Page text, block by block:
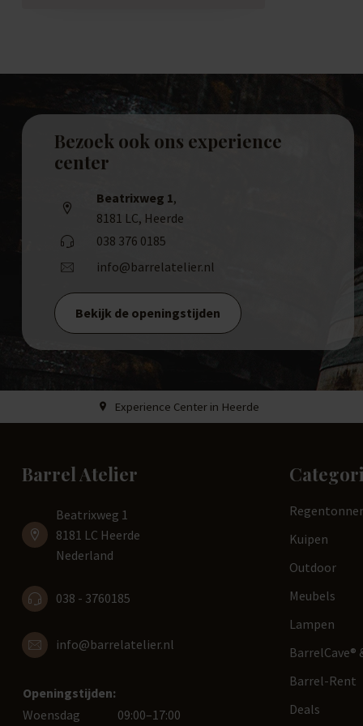
Bezoek ook ons experience
center
Beatrixweg 1,
8181 LC, Heerde
038 376 0185
info@barrelatelier.nl
Bekijk de openingstijden
Experience Center in Heerde
Barrel Atelier
Beatrixweg 1
8181 LC Heerde
Nederland
038 - 3760185
info@barrelatelier.nl
Openingstijden:
Woensdag
09:00–17:00
Kuipen
Outdoor
Meubels
Lampen
BarrelCave®
Barrel-Rent
Deals